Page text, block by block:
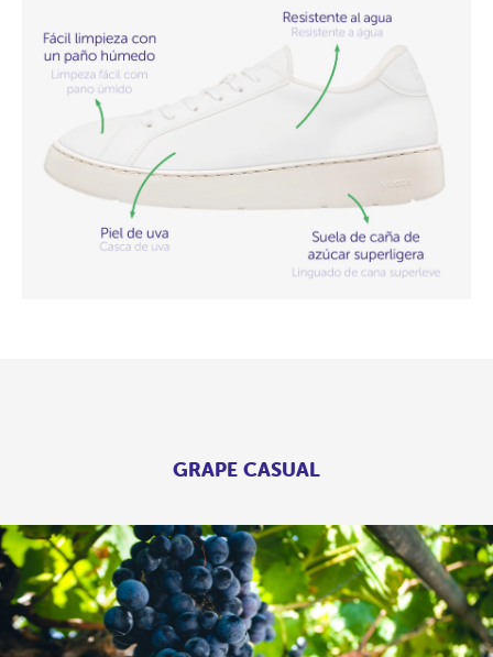
GRAPE CASUAL